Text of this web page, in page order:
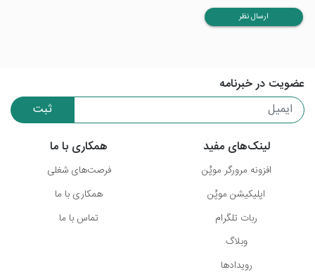
ارسال نظر
عضویت در خبرنامه
ثبت
لینک‌های مفید
افزونه مرورگر موپُن
اپلیکیشن موپُن
ربات تلگرام
وبلاگ
رویدادها
همکاری با ما
فرصت‌های شغلی
همکاری با ما
تماس با ما